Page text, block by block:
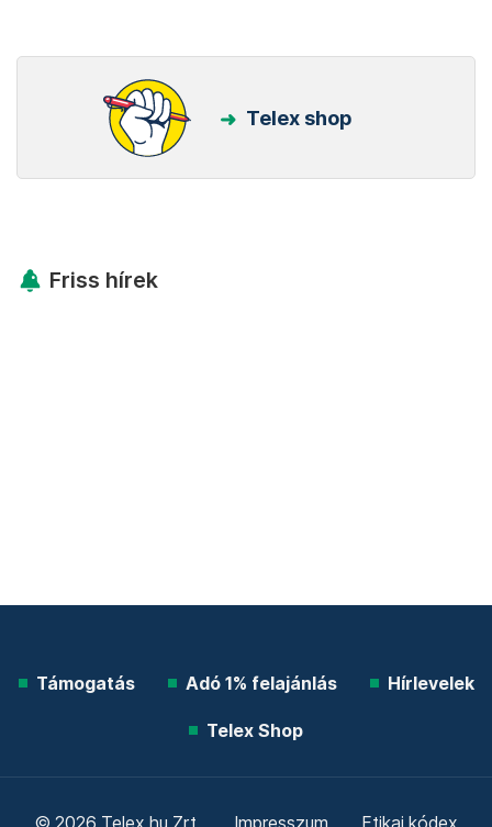
Telex shop
Friss hírek
Támogatás Adó 1% felajánlás Hírlevelek
Telex Shop
© 2026 Telex.hu Zrt. Impresszum Etikai kódex